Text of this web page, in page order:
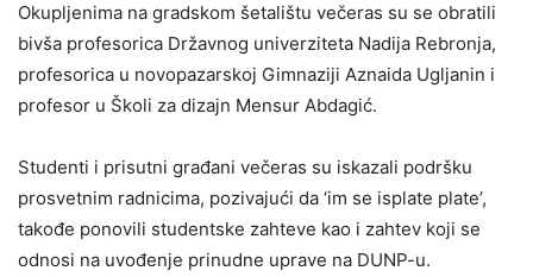
Okupljenima na gradskom šetalištu večeras su se obratili
bivša profesorica Državnog univerziteta Nadija Rebronja,
profesorica u novopazarskoj Gimnaziji Aznaida Ugljanin i
profesor u Školi za dizajn Mensur Abdagić.
Studenti i prisutni građani večeras su iskazali podršku
prosvetnim radnicima, pozivajući da ‘im se isplate plate’,
takođe ponovili studentske zahteve kao i zahtev koji se
odnosi na uvođenje prinudne uprave na DUNP-u.